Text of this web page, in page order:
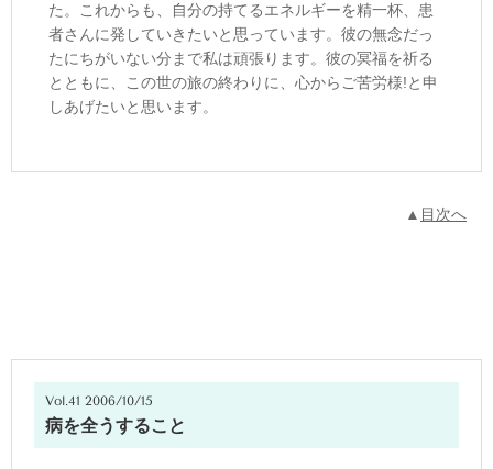
た。これからも、自分の持てるエネルギーを精一杯、患
者さんに発していきたいと思っています。彼の無念だっ
たにちがいない分まで私は頑張ります。彼の冥福を祈る
とともに、この世の旅の終わりに、心からご苦労様!と申
しあげたいと思います。
▲ 目次へ
Vol.41 2006/10/15
病を全うすること